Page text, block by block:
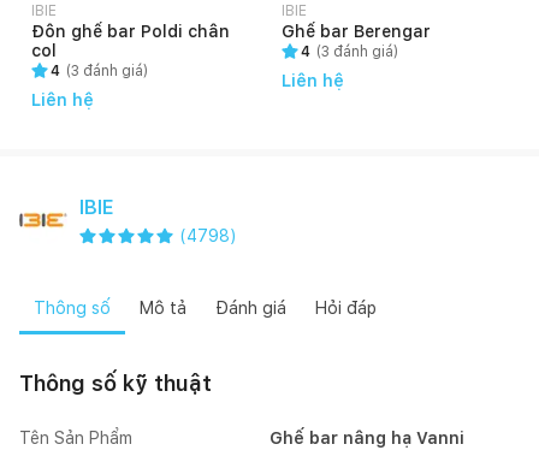
IBIE
Đôn ghế bar Poldi chân
col
4 (3 đánh giá)
Liên hệ
IBIE
Ghế bar Berengar
4 (3 đánh giá)
Liên hệ
IBIE
(4798)
Thông số Mô tả Đánh giá Hỏi đáp
Thông số kỹ thuật
Tên Sản Phẩm Ghế bar nâng hạ Vanni